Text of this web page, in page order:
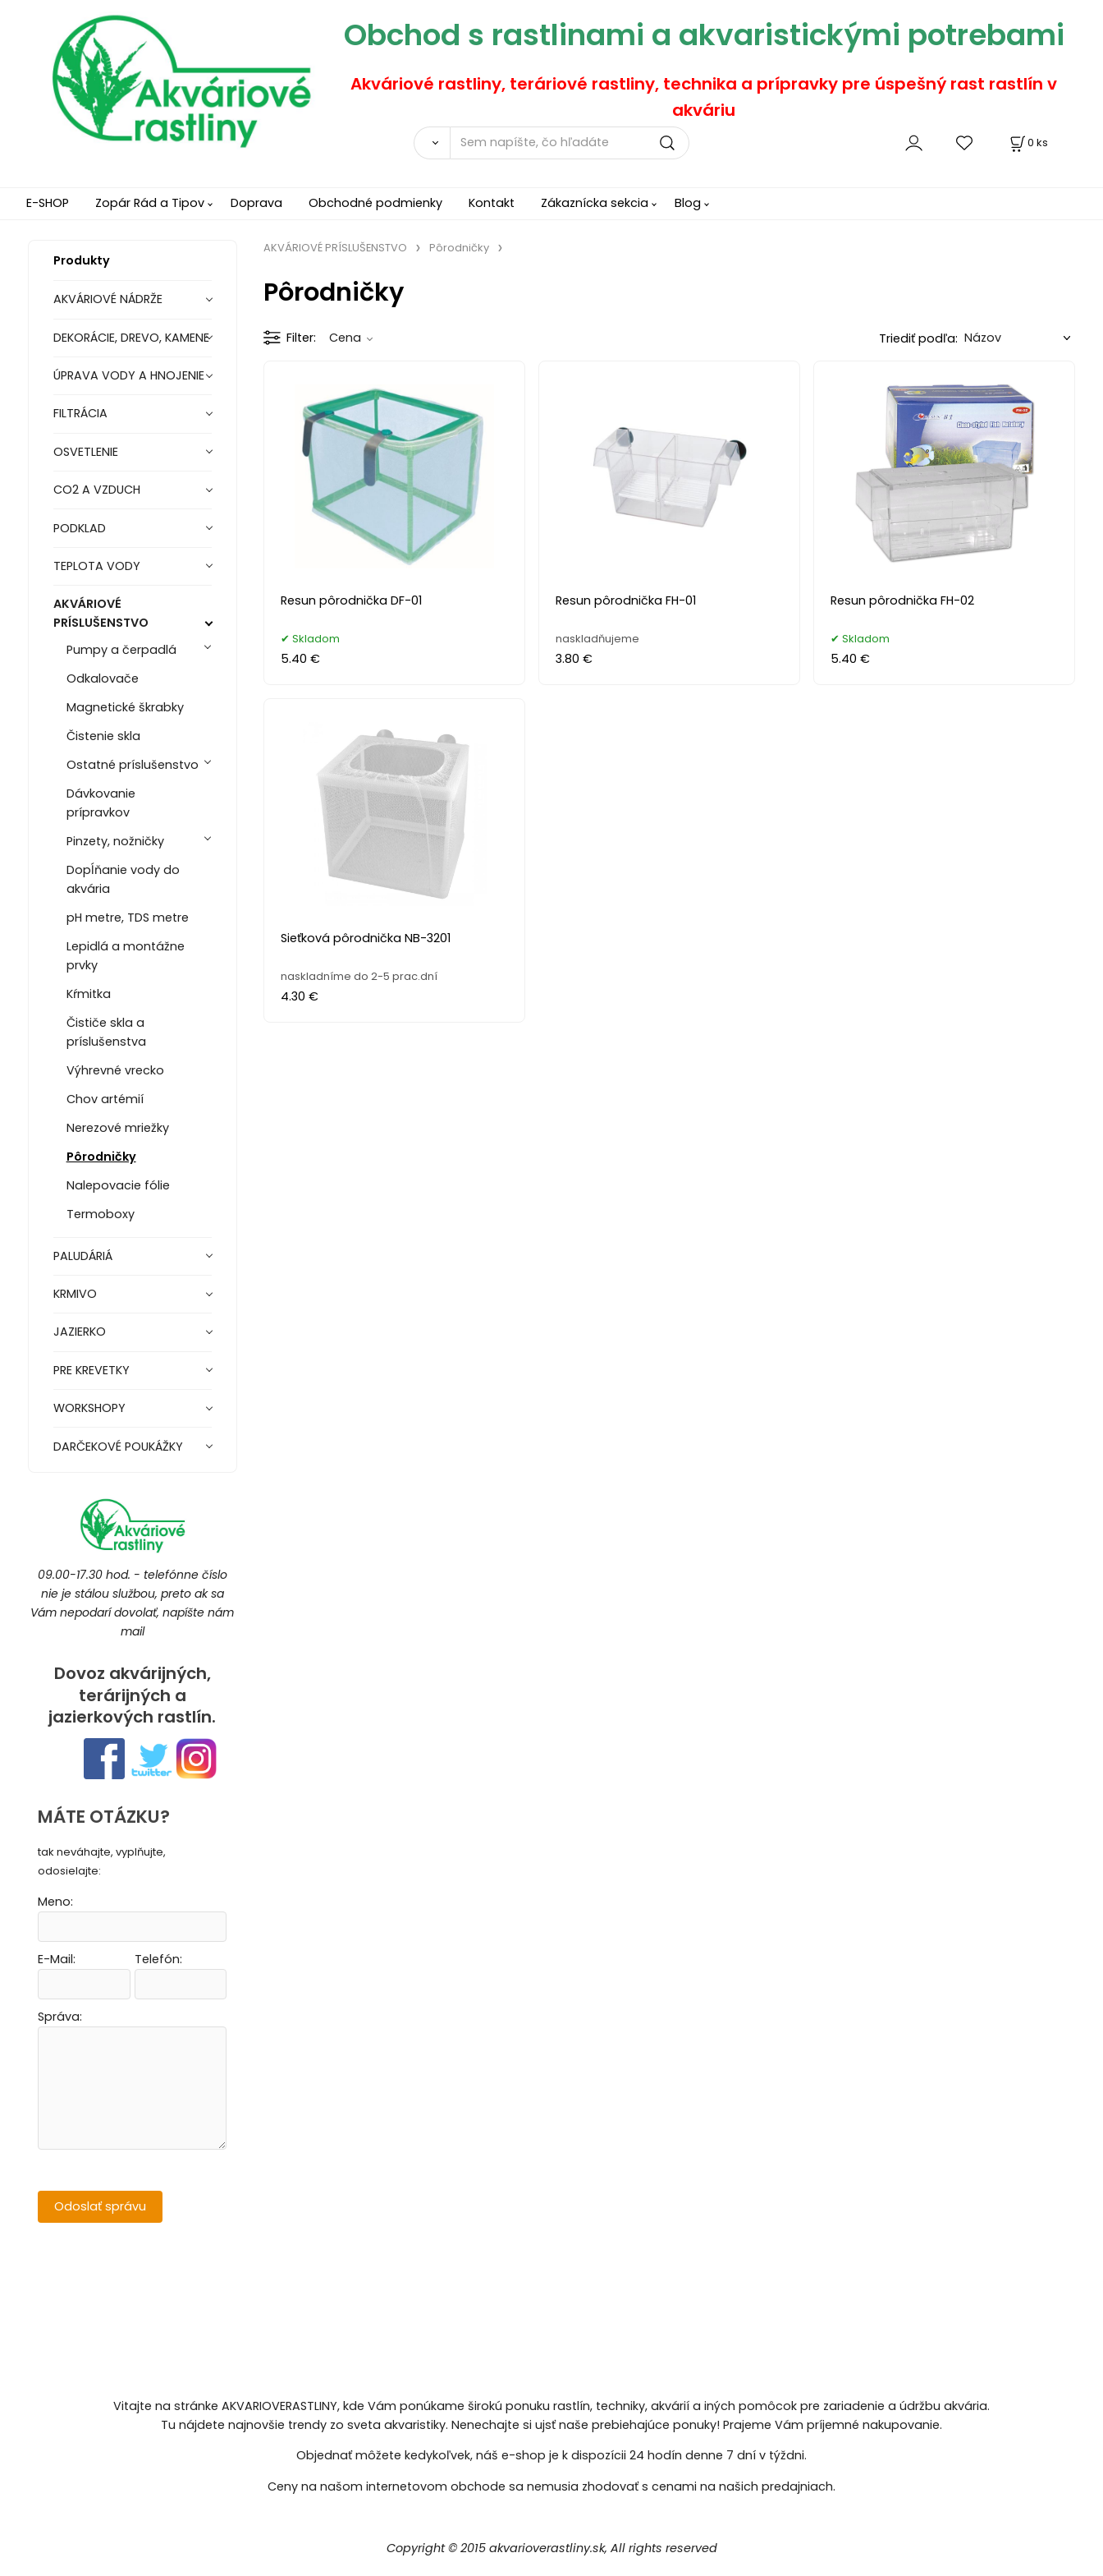
Obchod s rastlinami a akvaristickými potrebami
Akváriové rastliny, teráriové rastliny, technika a prípravky pre úspešný rast rastlín v
akváriu
0 ks
E-SHOP Zopár Rád a Tipov Doprava Obchodné podmienky Kontakt Zákaznícka sekcia Blog
Produkty
AKVÁRIOVÉ NÁDRŽE
DEKORÁCIE, DREVO, KAMENE
ÚPRAVA VODY A HNOJENIE
FILTRÁCIA
OSVETLENIE
CO2 A VZDUCH
PODKLAD
TEPLOTA VODY
AKVÁRIOVÉ
PRÍSLUŠENSTVO
Pumpy a čerpadlá
Odkalovače
Magnetické škrabky
Čistenie skla
Ostatné príslušenstvo
Dávkovanie
prípravkov
Pinzety, nožničky
Dopĺňanie vody do
akvária
pH metre, TDS metre
Lepidlá a montážne
prvky
Kŕmitka
Čističe skla a
príslušenstva
Výhrevné vrecko
Chov artémií
Nerezové mriežky
Pôrodničky
Nalepovacie fólie
Termoboxy
PALUDÁRIÁ
KRMIVO
JAZIERKO
PRE KREVETKY
WORKSHOPY
DARČEKOVÉ POUKÁŽKY
09.00-17.30 hod. - telefónne číslo
nie je stálou službou, preto ak sa
Vám nepodarí dovolať, napíšte nám
mail
Dovoz akvárijných,
terárijných a
jazierkových rastlín.
MÁTE OTÁZKU?
tak neváhajte, vyplňujte,
odosielajte:
Meno:
E-Mail:
Telefón:
Správa:
AKVÁRIOVÉ PRÍSLUŠENSTVO Pôrodničky
Pôrodničky
Filter Cena Triediť podľa:
Resun pôrodnička DF-01
Skladom
5.40 €
Resun pôrodnička FH-01
naskladňujeme
3.80 €
Resun pôrodnička FH-02
Skladom
5.40 €
Sieťková pôrodnička NB-3201
naskladníme do 2-5 prac.dní
4.30 €
Vitajte na stránke AKVARIOVERASTLINY, kde Vám ponúkame širokú ponuku rastlín, techniky, akvárií a iných pomôcok pre zariadenie a údržbu akvária.
Tu nájdete najnovšie trendy zo sveta akvaristiky. Nenechajte si ujsť naše prebiehajúce ponuky! Prajeme Vám príjemné nakupovanie.
Objednať môžete kedykoľvek, náš e-shop je k dispozícii 24 hodín denne 7 dní v týždni.
Ceny na našom internetovom obchode sa nemusia zhodovať s cenami na našich predajniach.
Copyright © 2015 akvarioverastliny.sk, All rights reserved